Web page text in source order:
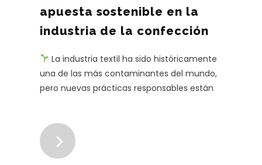
apuesta sostenible en la
industria de la confección
La industria textil ha sido históricamente
una de las más contaminantes del mundo,
pero nuevas prácticas responsables están